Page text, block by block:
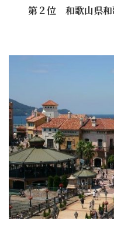
第２位 和歌山県和